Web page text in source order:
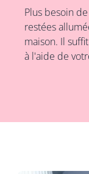
Plus besoin
restées
maison. Il
à l'aide de